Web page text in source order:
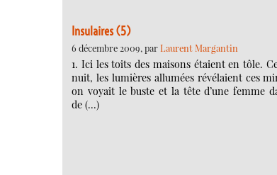
Insulaires (5)
6 décembre 2009, parLaurent Margantin
1. Ici les toits des maisons étaient en tôle.
nuit, les lumières allumées révélaient ces
on voyait le buste et la tête d’une femme
de (…)